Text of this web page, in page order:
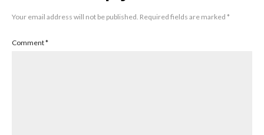
Your email address will not be published. Required fields are marked *
Comment*